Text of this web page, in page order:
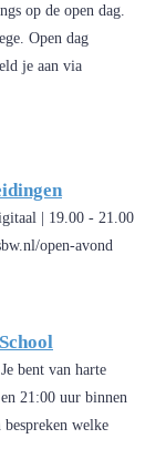
op de open dag.
Open dag
je aan via
| 19.00 - 21.00
open-avond
bent van harte
21:00 uur binnen
welke